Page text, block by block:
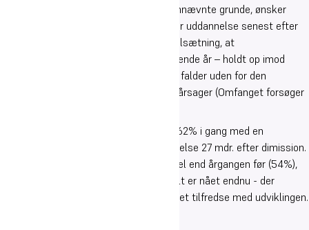
deres danske uddannelsesstart af ovennævnte grunde, ønsker
skolen at højne andelen, der påbegynder uddannelse senest efter
27 måneder. Det er således skolens målsætning, at
overgangsfrekvensen stiger i de kommende år – holdt op imod
størrelsen af den gruppe studenter, der falder uden for den
anvendte målemetode af ovennævnte årsager (Omfanget forsøger
Af studenterne fra årgang 2017/18 var 62% i gang med en
videregående (og medtællende) uddannelse 27 mdr. efter dimission.
Dette er en væsentligt højere procentdel end årgangen før (54%),
og selvom landsgennemsnittet ikke helt er nået endnu - der
mangler tre procentpoint - så er vi meget tilfredse med udviklingen.